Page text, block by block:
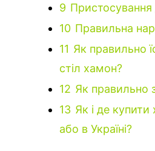
9
10 Правильна
11 Як правильно
стіл хамон?
12 Як правильно
13 Як і де купити
або в Україні?